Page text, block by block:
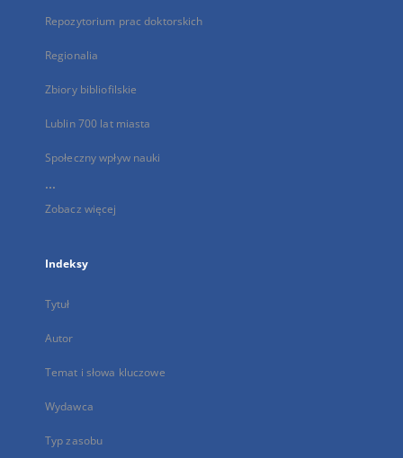
Repozytorium prac doktorskich
Regionalia
Zbiory bibliofilskie
Lublin 700 lat miasta
Społeczny wpływ nauki
...
Zobacz więcej
Indeksy
Tytuł
Autor
Temat i słowa kluczowe
Wydawca
Typ zasobu